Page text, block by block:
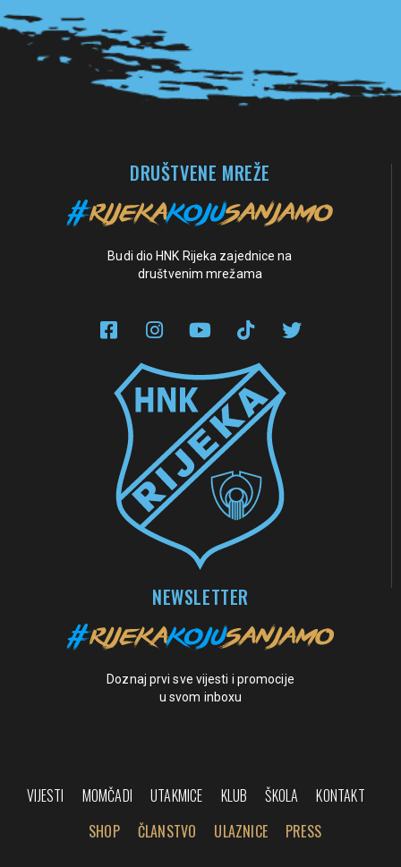
DRUŠTVENE MREŽE
Budi dio HNK Rijeka zajednice na
društvenim mrežama
NEWSLETTER
Doznaj prvi sve vijesti i promocije
u svom inboxu
VIJESTI MOMČADI UTAKMICE KLUB ŠKOLA
KONTAKT
SHOP
ČLANSTVO ULAZNICE PRESS